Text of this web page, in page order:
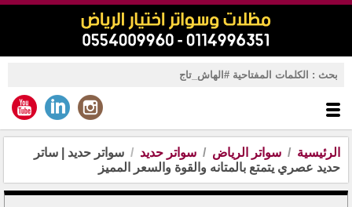
الرئيسية سواتر الرياض سواتر حديد
سواتر حديد | ساتر
حديد عصري يتمتع بالمتانه والقوة والسعر المميز